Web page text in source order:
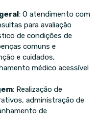
: O atendimento com
para avaliação
de condições de
comuns e
e cuidados,
médico acessível
: Realização de
administração de
de